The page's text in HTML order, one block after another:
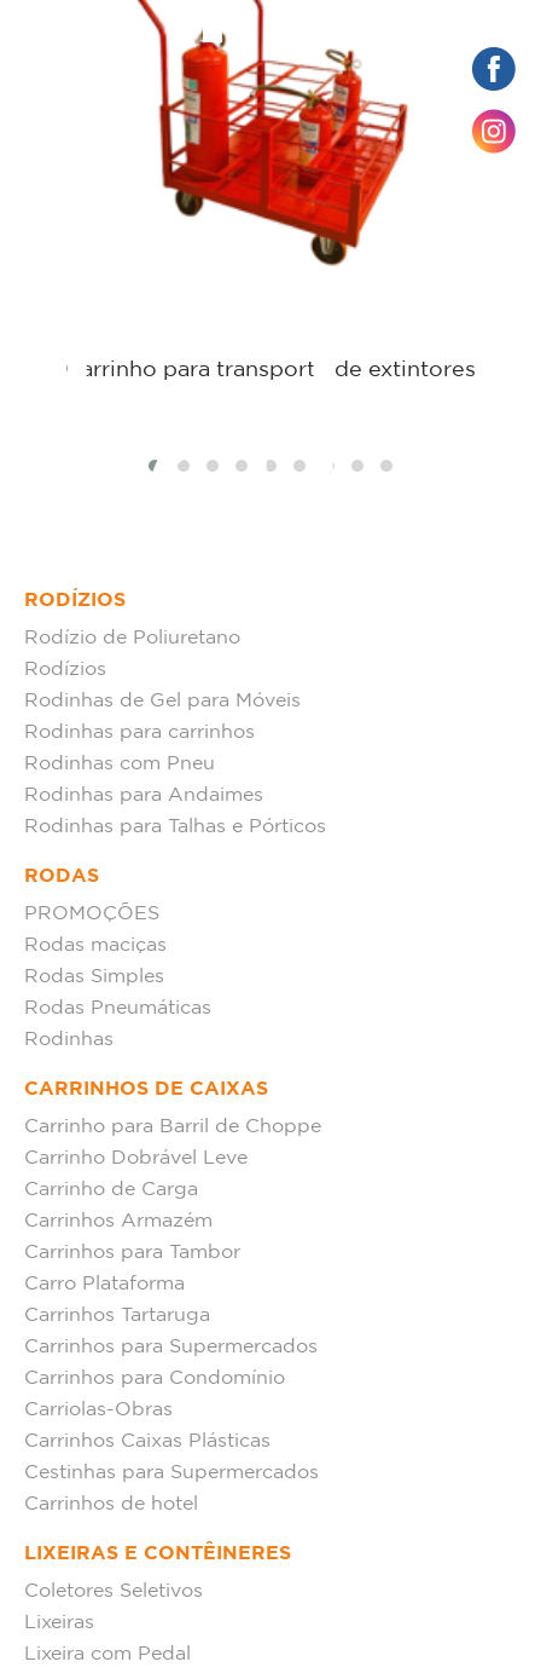
Carrinho para transporte de extintores
RODÍZIOS
Rodízio de Poliuretano
Rodízios
Rodinhas de Gel para Móveis
Rodinhas para carrinhos
Rodinhas com Pneu
Rodinhas para Andaimes
Rodinhas para Talhas e Pórticos
RODAS
PROMOÇÕES
Rodas maciças
Rodas Simples
Rodas Pneumáticas
Rodinhas
CARRINHOS DE CAIXAS
Carrinho para Barril de Choppe
Carrinho Dobrável Leve
Carrinho de Carga
Carrinhos Armazém
Carrinhos para Tambor
Carro Plataforma
Carrinhos Tartaruga
Carrinhos para Supermercados
Carrinhos para Condomínio
Carriolas-Obras
Carrinhos Caixas Plásticas
Cestinhas para Supermercados
Carrinhos de hotel
LIXEIRAS E CONTÊINERES
Coletores Seletivos
Lixeiras
Lixeira com Pedal